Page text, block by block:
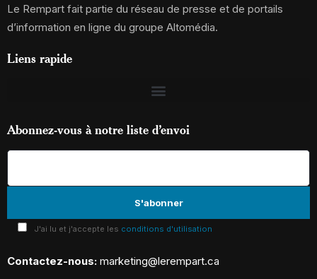
Le Rempart fait partie du réseau de presse et de portails
d’information en ligne du groupe Altomédia.
Liens rapide
Abonnez-vous à notre liste d’envoi
J'ai lu et j'accepte les conditions d'utilisation
Contactez-nous: marketing@lerempart.ca